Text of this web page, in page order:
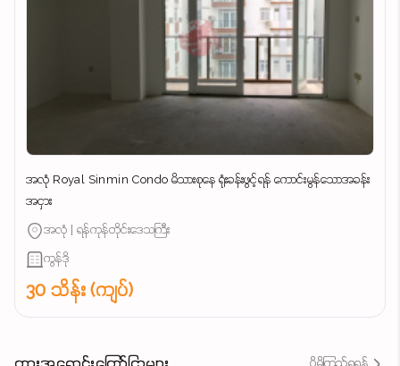
အလုံ Royal Sinmin Condo မိသားစုနေ ရုံးခန်းဖွင့်ရန် ကောင်းမွန်သောအခန်း
အငှား
အလုံ | ရန်ကုန်တိုင်းဒေသကြီး
ကွန်ဒို
30 သိန်း (ကျပ်)